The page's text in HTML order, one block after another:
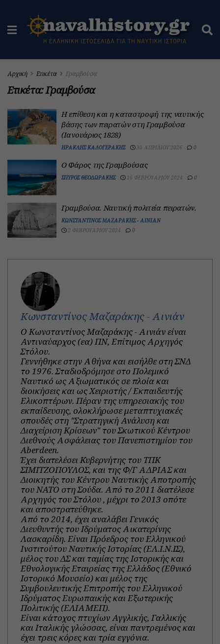
Αρχική Ετικέτα Γραμβούσα
Ετικέτα:Γραμβούσα
Η επίθεση και η καταστροφή της ναυτικής
βάσης των πειρατών στη Γραμβούσα
(Ιανουάριος 1828)
ΗΡΑΚΛΉΣ ΚΑΛΟΓΕΡΆΚΗΣ 30 ΑΠΡΙΛΊΟΥ 2026 0
Ο Φάρος της Γραμβούσας
ΣΠΎΡΟΣ ΘΕΟΔΩΡΆΚΗΣ 16 ΦΕΒΡΟΥΑΡΊΟΥ 2024 0
Γραμβούσα. Ναυτική πολιτεία πειρατών.
ΚΩΝΣΤΑΝΤΊΝΟΣ ΜΑΖΑΡΆΚΗΣ - ΑΙΝΙΆΝ
2 ΦΕΒΡΟΥΑΡΊΟΥ 2024
0
Κωνσταντίνος Μαζαράκης - Αινιάν
O Κωνσταντίνος Μαζαράκης - Αινιάν είναι
Αντιναύαρχος (εα) ΠΝ, Επίτιμος Αρχηγός
Στόλου.
Γεννήθηκε στην Αθήνα και εισήλθε στη ΣΝΔ
το 1976. Σταδιοδρόμησε στο Πολεμικό
Ναυτικό ως Αξιωματικός σε πλοία και
διοικήσεις και ως Χειριστής / Εκπαιδευτής
Ελικοπτέρων. Πέραν της υπηρεσιακής του
εκπαίδευσης, ολοκλήρωσε μεταπτυχιακές
σπουδές στη "Στρατηγική Ανάλυση και
Διαχείριση Κρίσεων" του Σκωτικού Κέντρου
Διεθνούς Ασφάλειας του Πανεπιστημίου του
Aberdeen.
Έχει διατελέσει Κυβερνήτης του ΤΠΚ
ΣΙΜΙΤΖΟΠΟΥΛΟΣ, και της Φ/Γ ΑΔΡΙΑΣ και
Διοικητής του Κέντρου Ναυτικής Αποτροπής
του NATO στη Σούδα. Από το 2011 διατέλεσε
Αρχηγός του Στόλου , μέχρι το 2013 οπότε
και αποστρατεύθηκε.
Από το 2014, έχει αναλάβει Γενικός
Διευθυντής του Ιδρύματος Αικατερίνης
Λασκαρίδη. Είναι Πρόεδρος του Ελληνικού
Ινστιτούτου Ναυτικής Ιστορίας (ΕΛ.Ι.Ν.ΙΣ),
μέλος του ΔΣ και ταμίας της Ιστορικής και
Εθνολογικής Εταιρείας της Ελλάδος (Εθνικό
Ιστορικό Μουσείο) και μέλος της
Συμβουλευτικής Επιτροπής του Ελληνικού
Ιδρύματος Ευρωπαικής και Εξωτερικής
Πολιτικής (ΕΛΙΑΜΕΠ).
Είναι κάτοχος πτυχίων Αγγλικής, Γαλλικής
και Ιταλικής γλώσσας, είναι παντρεμένος και
έχει τρεις κόρες και τρία εγγόνια.